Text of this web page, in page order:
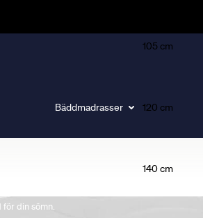
din sömn.
Bäddmadrasser
105 cm
120 cm
140 cm